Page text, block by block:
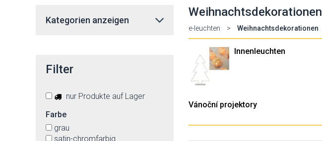
Weihnachtsdekorationen
e-leuchten > Weihnachtsdekorationen
Innenleuchten
Vánoční projektory
Kategorien anzeigen
Filter
nur Produkte auf Lager
Farbe
grau
satin-chromfarbig